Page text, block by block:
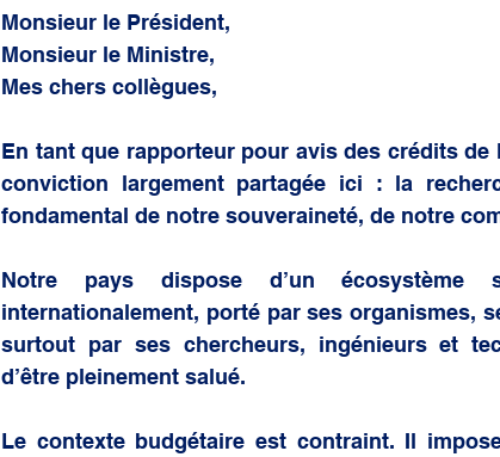
Monsieur le Président,
Monsieur le Ministre,
Mes chers collègues,
En tant que rapporteur pour avis des crédits
conviction largement partagée ici : la
fondamental de notre souveraineté, de notre
Notre pays dispose d’un écosystème
internationalement, porté par ses organismes,
surtout par ses chercheurs, ingénieurs et
d’être pleinement salué.
Le contexte budgétaire est contraint. Il